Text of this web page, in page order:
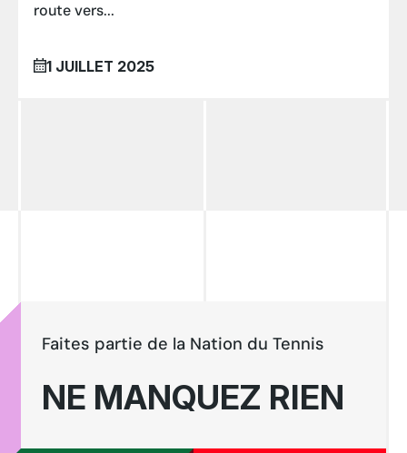
route vers...
1 JUILLET 2025
NE MANQUEZ RIEN
Faites partie de la Nation du Tennis